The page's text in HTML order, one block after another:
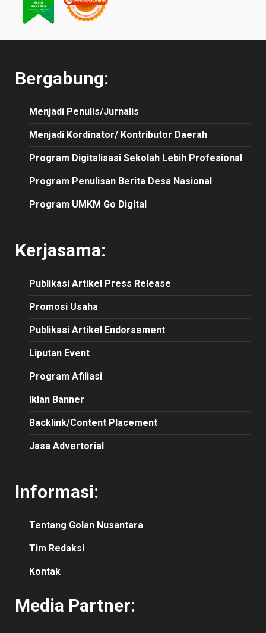
Bergabung:
Menjadi Penulis/Jurnalis
Menjadi Kordinator/ Kontributor Daerah
Program Digitalisasi Sekolah Lebih Profesional
Program Penulisan Berita Desa Nasional
Program UMKM Go Digital
Kerjasama:
Publikasi Artikel Press Release
Promosi Usaha
Publikasi Artikel Endorsement
Liputan Event
Program Afiliasi
Iklan Banner
Backlink/Content Placement
Jasa Advertorial
Informasi:
Tentang Golan Nusantara
Tim Redaksi
Kontak
Media Partner: